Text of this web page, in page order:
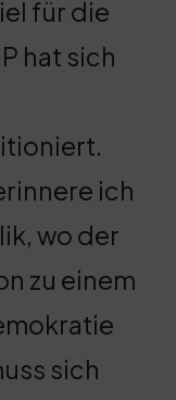
für die
hat sich
ich
wo der
zu einem
sich